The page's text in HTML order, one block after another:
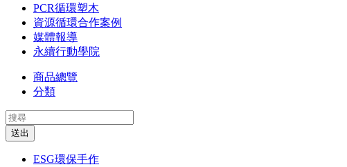
PCR循環塑木
資源循環合作案例
媒體報導
永續行動學院
商品總覽
分類
送出
ESG環保手作